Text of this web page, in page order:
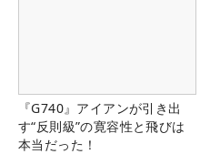
『G740』アイアンが引き出
す“反則級”の寛容性と飛びは
本当だった！